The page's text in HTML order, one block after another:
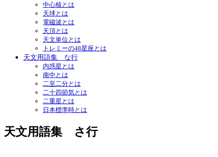
中心核とは
天球とは
電磁波とは
天頂とは
天文単位とは
トレミーの48星座とは
天文用語集 な行
内惑星とは
南中とは
二至二分とは
二十四節気とは
二重星とは
日本標準時とは
天文用語集 さ行